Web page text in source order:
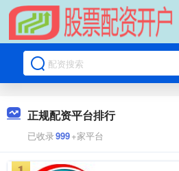
正规配资平台排行
已收录999+家平台